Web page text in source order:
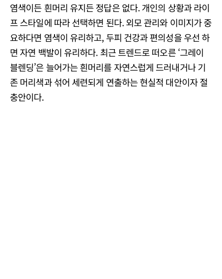
염색이든 흰머리 유지든 정답은 없다. 개인의 상황과 라이
프 스타일에 따라 선택하면 된다. 외모 관리와 이미지가 중
요하다면 염색이 유리하고, 두피 건강과 편의성을 우선 하
면 자연 백발이 유리하다. 최근 트렌드로 떠오른 ‘그레이
블렌딩’은 늘어가는 흰머리를 자연스럽게 드러내거나 기
존 머리색과 섞어 세련되게 연출하는 현실적 대안이자 절
충안이다.